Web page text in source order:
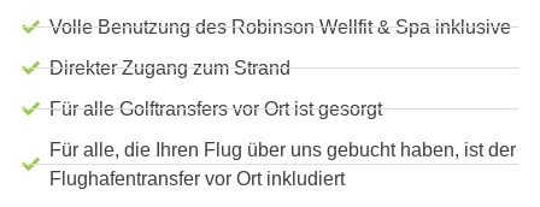
Volle Benutzung des Robinson Wellfit & Spa inklusive
Direkter Zugang zum Strand
Für alle Golftransfers vor Ort ist gesorgt
Für alle, die Ihren Flug über uns gebucht haben, ist der
Flughafentransfer vor Ort inkludiert